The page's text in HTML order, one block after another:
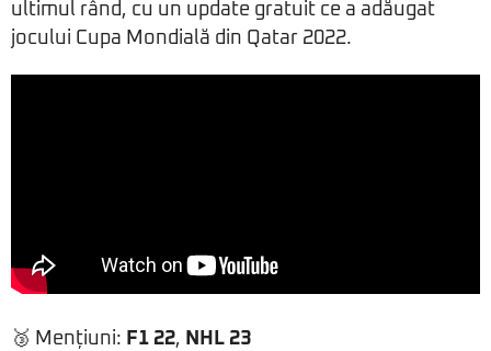
ultimul rând, cu un update gratuit ce a adăugat
jocului Cupa Mondială din Qatar 2022.
🥉 Mențiuni: F1 22, NHL 23